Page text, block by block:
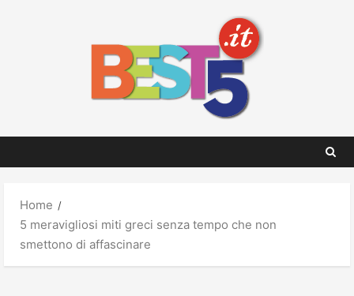
Home
5 meravigliosi miti greci senza tempo che non
smettono di affascinare